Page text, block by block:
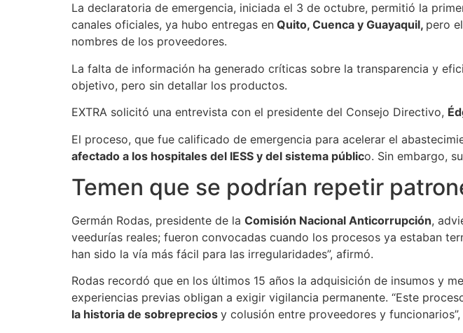
La declaratoria de emergencia, iniciada el 3 de octubre, permitió la
canales oficiales, ya hubo entregas en Quito, Cuenca y Guayaquil, pero
nombres de los proveedores.
La falta de información ha generado críticas sobre la transparencia y
objetivo, pero sin detallar los productos.
EXTRA solicitó una entrevista con el presidente del Consejo Directivo,
El proceso, que fue calificado de emergencia para acelerar el
afectado a los hospitales del IESS y del sistema público. Sin embargo,
Temen que se podrían repetir
Germán Rodas, presidente de la Comisión Nacional Anticorrupción,
veedurías reales; fueron convocadas cuando los procesos ya estaban
han sido la vía más fácil para las irregularidades”, afirmó.
Rodas recordó que en los últimos 15 años la adquisición de insumos y
experiencias previas obligan a exigir vigilancia permanente. “Este
la historia de sobreprecios y colusión entre proveedores y